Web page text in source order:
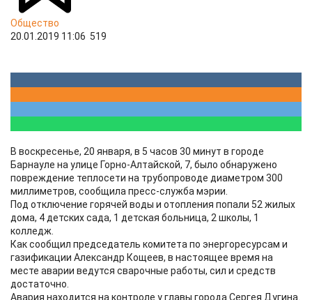
Общество
20.01.2019 11:06 519
В воскресенье, 20 января, в 5 часов 30 минут в городе
Барнауле на улице Горно-Алтайской, 7, было обнаружено
повреждение теплосети на трубопроводе диаметром 300
миллиметров, сообщила пресс-служба мэрии.
Под отключение горячей воды и отопления попали 52 жилых
дома, 4 детских сада, 1 детская больница, 2 школы, 1
колледж.
Как сообщил председатель комитета по энергоресурсам и
газификации Александр Кощеев, в настоящее время на
месте аварии ведутся сварочные работы, сил и средств
достаточно.
Авария находится на контроле у главы города Сергея Дугина.